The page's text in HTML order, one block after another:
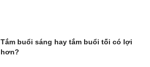
Tắm buổi sáng hay tắm buổi tối có lợi
hơn?